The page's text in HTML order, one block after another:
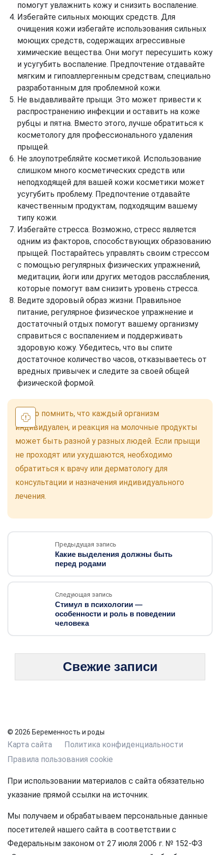
помогут увлажнить кожу и снизить воспаление.
Избегайте сильных моющих средств. Для
очищения кожи избегайте использования сильных
моющих средств, содержащих агрессивные
химические вещества. Они могут пересушить кожу
и усугубить воспаление. Предпочтение отдавайте
мягким и гипоаллергенным средствам, специально
разработанным для проблемной кожи.
Не выдавливайте прыщи. Это может привести к
распространению инфекции и оставить на коже
рубцы и пятна. Вместо этого, лучше обратиться к
косметологу для профессионального удаления
прыщей.
Не злоупотребляйте косметикой. Использование
слишком много косметических средств или
неподходящей для вашей кожи косметики может
усугубить проблему. Предпочтение отдавайте
качественным продуктам, подходящим вашему
типу кожи.
Избегайте стресса. Возможно, стресс является
одним из факторов, способствующих образованию
прыщей. Постарайтесь управлять своим стрессом
с помощью регулярных физических упражнений,
медитации, йоги или других методов расслабления,
которые помогут вам снизить уровень стресса.
Ведите здоровый образ жизни. Правильное
питание, регулярное физическое упражнение и
достаточный отдых помогут вашему организму
справиться с воспалением и поддерживать
здоровую кожу. Убедитесь, что вы спите
достаточное количество часов, отказываетесь от
вредных привычек и следите за своей общей
физической формой.
Важно помнить, что каждый организм
индивидуален, и реакция на молочные продукты
может быть разной у разных людей. Если прыщи
не проходят или ухудшаются, необходимо
обратиться к врачу или дерматологу для
консультации и назначения индивидуального
лечения.
Предыдущая запись
Какие выделения должны быть
перед родами
Следующая запись
Стимул в психологии —
особенности и роль в поведении
человека
Свежие записи
© 2026 Беременность и роды
Карта сайта
Политика конфиденциальности
Правила пользования cookie
При использовании материалов с сайта обязательно
указание прямой ссылки на источник.
Мы получаем и обрабатываем персональные данные
посетителей нашего сайта в соответствии с
Федеральным законом от 27 июля 2006 г. № 152-ФЗ